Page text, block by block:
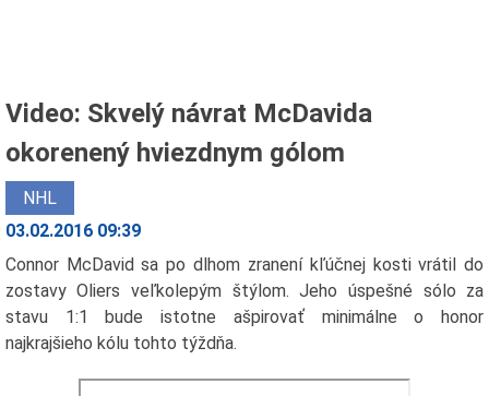
Video: Skvelý návrat McDavida
okorenený hviezdnym gólom
NHL
03.02.2016 09:39
Connor McDavid sa po dlhom zranení kľúčnej kosti vrátil do
zostavy Oliers veľkolepým štýlom. Jeho úspešné sólo za
stavu 1:1 bude istotne ašpirovať minimálne o honor
najkrajšieho kólu tohto týždňa.